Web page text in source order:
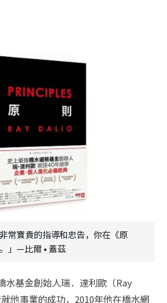
常寶貴的指導和忠告，你在《原
」—比爾 • 蓋茲
水基金創始人瑞．達利歐（Ray
他事業的成功，2010年他在橋水網